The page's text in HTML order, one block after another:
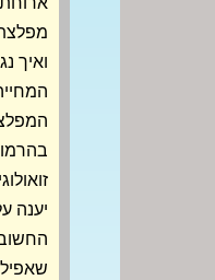
ואיך
יענה